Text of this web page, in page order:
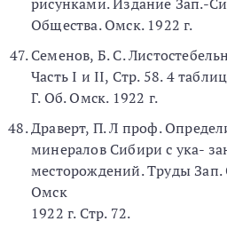
Общества. Омск. 1922 г.
Семенов, Б. С.
Часть I и II, Стр. 58. 4
Г. Об. Омск. 1922 г.
Драверт, П. Л проф.
минералов Сибири с ука-
месторождений. Труды
Омск
1922 г. Стр. 72.